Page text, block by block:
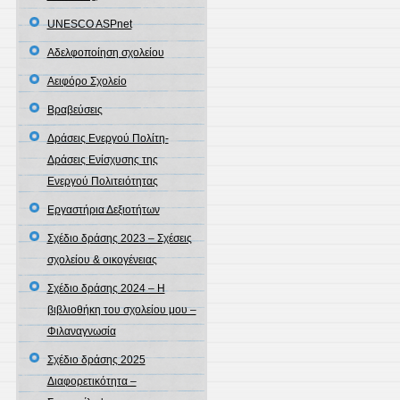
UNESCO ASPnet
Αδελφοποίηση σχολείου
Αειφόρο Σχολείο
Βραβεύσεις
Δράσεις Ενεργού Πολίτη-
Δράσεις Ενίσχυσης της
Ενεργού Πολιτειότητας
Εργαστήρια Δεξιοτήτων
Σχέδιο δράσης 2023 – Σχέσεις
σχολείου & οικογένειας
Σχέδιο δράσης 2024 – Η
βιβλιοθήκη του σχολείου μου –
Φιλαναγνωσία
Σχέδιο δράσης 2025
Διαφορετικότητα –